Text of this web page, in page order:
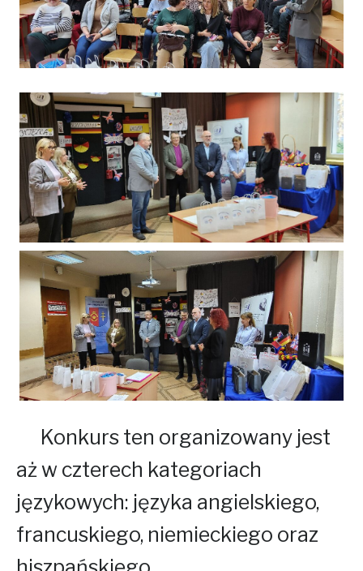
Konkurs ten organizowany jest
aż w czterech kategoriach
językowych: języka angielskiego,
francuskiego, niemieckiego oraz